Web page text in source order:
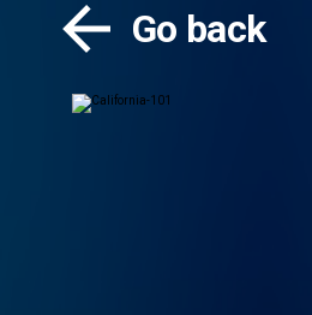
Go back